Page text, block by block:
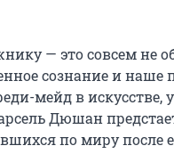
— это совсем не
сознание и наше
мейд в
Дюшан
по миру после